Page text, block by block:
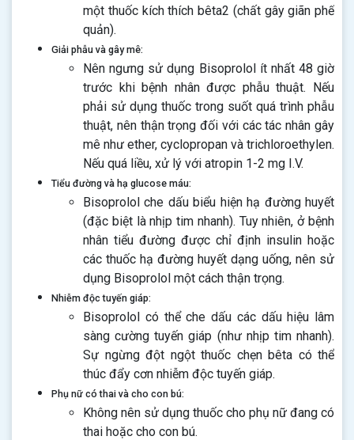
một thuốc kích thích bêta2 (chất gây giãn phế
quản).
Giải phẫu và gây mê:
Nên ngưng sử dụng Bisoprolol ít nhất 48 giờ
trước khi bệnh nhân được phẫu thuật. Nếu
phải sử dụng thuốc trong suốt quá trình phẫu
thuật, nên thận trọng đối với các tác nhân gây
mê như ether, cyclopropan và trichloroethylen.
Nếu quá liều, xử lý với atropin 1-2 mg I.V.
Tiểu đường và hạ glucose máu:
Bisoprolol che dấu biểu hiện hạ đường huyết
(đặc biệt là nhịp tim nhanh). Tuy nhiên, ở bệnh
nhân tiểu đường được chỉ định insulin hoặc
các thuốc hạ đường huyết dạng uống, nên sử
dụng Bisoprolol một cách thận trọng.
Nhiễm độc tuyến giáp:
Bisoprolol có thể che dấu các dấu hiệu lâm
sàng cường tuyến giáp (như nhịp tim nhanh).
Sự ngừng đột ngột thuốc chẹn bêta có thể
thúc đẩy cơn nhiễm độc tuyến giáp.
Phụ nữ có thai và cho con bú:
Không nên sử dụng thuốc cho phụ nữ đang có
thai hoặc cho con bú.